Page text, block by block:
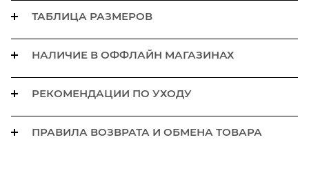
ТАБЛИЦА РАЗМЕРОВ
НАЛИЧИЕ В ОФФЛАЙН МАГАЗИНАХ
РЕКОМЕНДАЦИИ ПО УХОДУ
ПРАВИЛА ВОЗВРАТА И ОБМЕНА ТОВАРА